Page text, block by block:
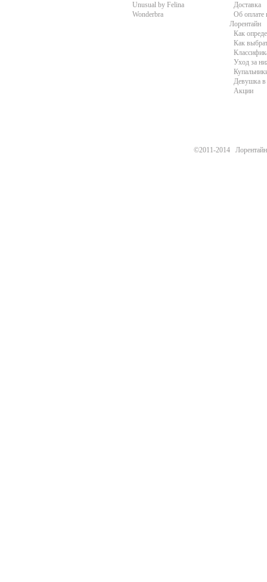
Unusual by Felina
Wonderbra
Доставка
Об оплате
Лорентайн
Как
Как
Уход за
Девушка в
Акции
©2011-2014